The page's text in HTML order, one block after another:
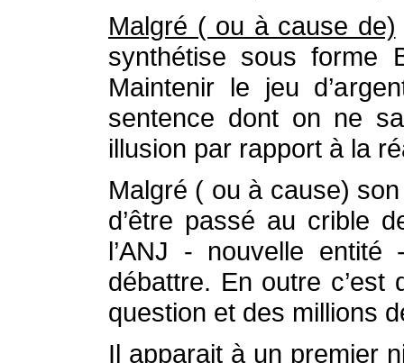
Malgré ( ou à cause de)
synthétise sous forme
Maintenir le jeu
sentence dont on ne
illusion par rapport à la
Malgré ( ou à cause)
d’être passé au crible
l’ANJ - nouvelle
débattre. En outre
question et des millions
Il apparait à un premier